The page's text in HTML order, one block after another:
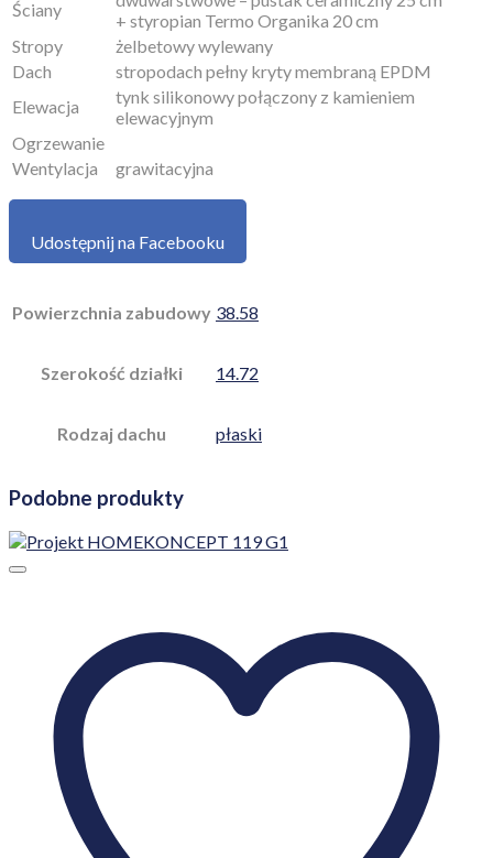
Ściany
+ styropian Termo Organika 20 cm
Stropy
żelbetowy wylewany
Dach
stropodach pełny kryty membraną EPDM
Elewacja
tynk silikonowy połączony z kamieniem
elewacyjnym
Ogrzewanie
Wentylacja
grawitacyjna
Udostępnij na Facebooku
Powierzchnia zabudowy 38.58
Szerokość działki 14.72
Rodzaj dachu płaski
Podobne produkty